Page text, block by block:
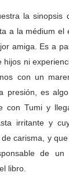
la
a la médium
amiga. Es a
ni
con un
es
Tumi y
irritante y
carisma, y
de
libro.